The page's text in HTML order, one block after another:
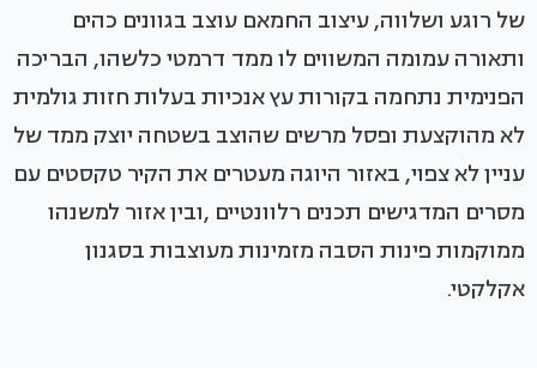
של רוגע ושלווה, עיצוב החמאם עוצב בגוונים כהים
ותאורה עמומה המשווים לו ממד דרמטי כלשהו, הבריכה
הפנימית נתחמה בקורות עץ אנכיות בעלות חזות גולמית
לא מהוקצעת ופסל מרשים שהוצב בשטחה יוצק ממד של
עניין לא צפוי, באזור היוגה מעטרים את הקיר טקסטים עם
מסרים המדגישים תכנים רלוונטיים ,ובין אזור למשנהו
ממוקמות פינות הסבה מזמינות מעוצבות בסגנון
אקלקטי.